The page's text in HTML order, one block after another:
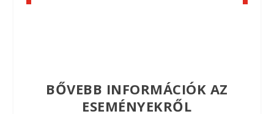
BŐVEBB INFORMÁCIÓK AZ
ESEMÉNYEKRŐL